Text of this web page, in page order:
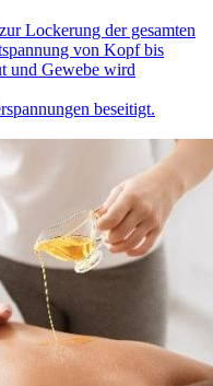
Lockerung der gesamten
von Kopf bis
und Gewebe wird
beseitigt.